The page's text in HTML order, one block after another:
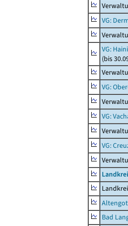
VG:
VG:
(bis
VG:
VG:
VG:
Bad